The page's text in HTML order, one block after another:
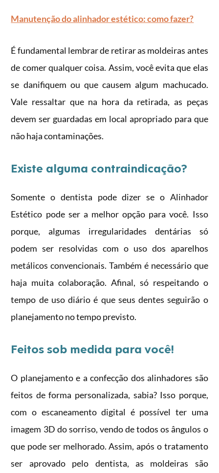
Manutenção do alinhador estético: como fazer?
É fundamental lembrar de retirar as moldeiras antes
de comer qualquer coisa. Assim, você evita que elas
se danifiquem ou que causem algum machucado.
Vale ressaltar que na hora da retirada, as peças
devem ser guardadas em local apropriado para que
não haja contaminações.
Existe alguma contraindicação?
Somente o dentista pode dizer se o Alinhador
Estético pode ser a melhor opção para você. Isso
porque, algumas irregularidades dentárias só
podem ser resolvidas com o uso dos aparelhos
metálicos convencionais. Também é necessário que
haja muita colaboração. Afinal, só respeitando o
tempo de uso diário é que seus dentes seguirão o
planejamento no tempo previsto.
Feitos sob medida para você!
O planejamento e a confecção dos alinhadores são
feitos de forma personalizada, sabia? Isso porque,
com o escaneamento digital é possível ter uma
imagem 3D do sorriso, vendo de todos os ângulos o
que pode ser melhorado. Assim, após o tratamento
ser aprovado pelo dentista, as moldeiras são